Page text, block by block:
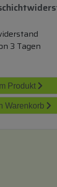
3 Tagen
Produkt
Warenkorb